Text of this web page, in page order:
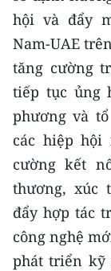
hội và đẩy
Nam-UAE
tăng cường
tiếp tục ủng
phương và
các hiệp hội
cường kết
thương, xúc
đẩy hợp tác
công nghệ
phát triển kỹ